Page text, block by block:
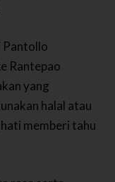
Pantollo
Rantepao
yang
halal atau
memberi tahu